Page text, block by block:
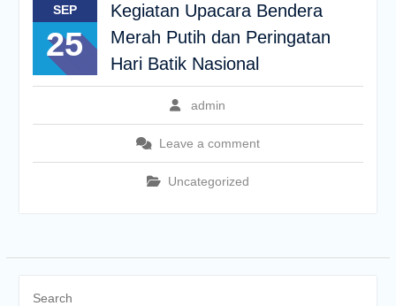
SEP
25
Kegiatan Upacara Bendera
Merah Putih dan Peringatan
Hari Batik Nasional
admin
Leave a comment
Uncategorized
Search